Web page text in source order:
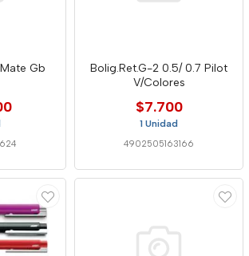
Gb
Bolig.Ret.G-2 0.5/ 0.7 Pilot
V/Colores
$7.700
1 Unidad
4902505163166